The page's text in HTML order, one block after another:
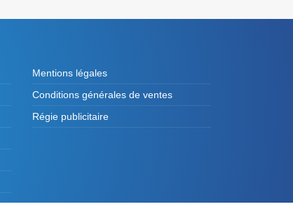
Mentions légales
Conditions générales de ventes
Régie publicitaire